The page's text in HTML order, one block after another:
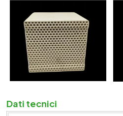
Dati tecnici